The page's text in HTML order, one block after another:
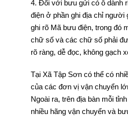
4. Đối với bưu gửi có ô dành
điện ở phần ghi địa chỉ người
ghi rõ Mã bưu điện, trong đó
chữ số và các chữ số phải
rõ ràng, dễ đọc, không gạch
Tại Xã Tập Sơn có thể có
của các đơn vị vận chuyển
Ngoài ra, trên địa bàn mỗi
nhiều hãng vận chuyển và